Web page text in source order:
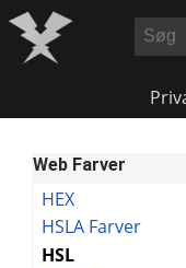
Web Farver
HEX
HSLA Farver
HSL